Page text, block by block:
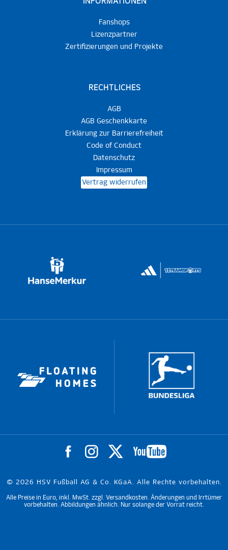
Fanshops
Lizenzpartner
Zertifizierungen und Projekte
RECHTLICHES
AGB
AGB Geschenkkarte
Erklärung zur Barrierefreiheit
Code of Conduct
Datenschutz
Impressum
Vertrag widerrufen
© 2026 HSV Fußball AG & Co. KGaA. Alle Rechte vorbehalten.
Alle Preise in Euro, inkl. MwSt. zzgl. Versandkosten. Änderungen und Irrtümer
vorbehalten. Abbildungen ähnlich. Nur solange der Vorrat reicht.